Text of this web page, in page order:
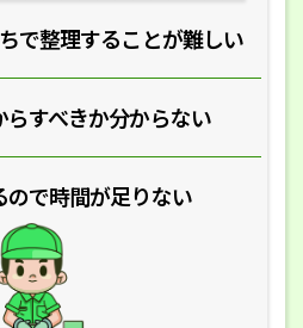
で整理することが難しい
すべきか分からない
ので時間が足りない